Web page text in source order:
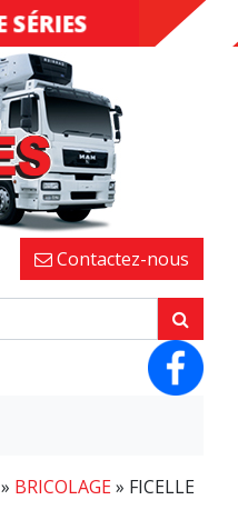
SÉRIES
Contactez-nous
» BRICOLAGE» FICELLE